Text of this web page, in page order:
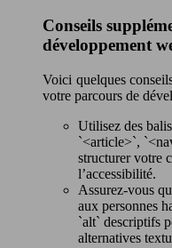
Conseils
développement
Voici quelques
votre parcours de
Utilisez des
`<article>`,
structurer votre
l’accessibilité.
Assurez-vous
aux personnes
`alt` descriptifs
alternatives